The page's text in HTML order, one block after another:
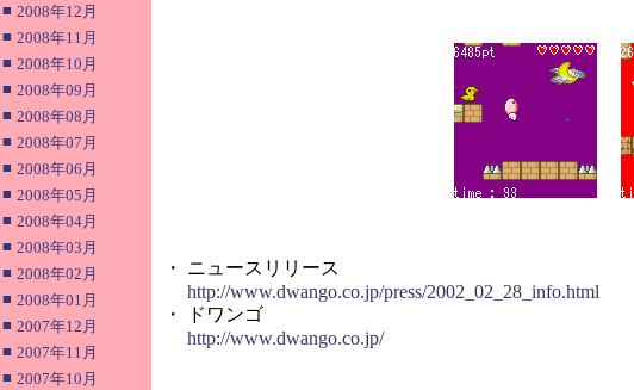
■ 2008年12月
■ 2008年11月
■ 2008年10月
■ 2008年09月
■ 2008年08月
■ 2008年07月
■ 2008年06月
■ 2008年05月
■ 2008年04月
■ 2008年03月
■ 2008年02月
■ 2008年01月
■ 2007年12月
■ 2007年11月
■ 2007年10月
・ ニュースリリース
http://www.dwango.co.jp/press/2002_02_28_info.html
・ ドワンゴ
http://www.dwango.co.jp/